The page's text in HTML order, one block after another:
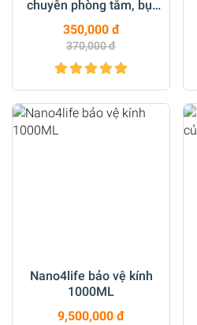
chuyên phòng tắm, bụi
sơn nước cứng trên kính,
gương xe, vách tắm kính
HG 02
350,000 đ
370,000 đ
Nano4life bảo vệ kính
1000ML
9,500,000 đ